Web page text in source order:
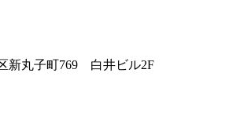
新丸子町769 白井ビル2F